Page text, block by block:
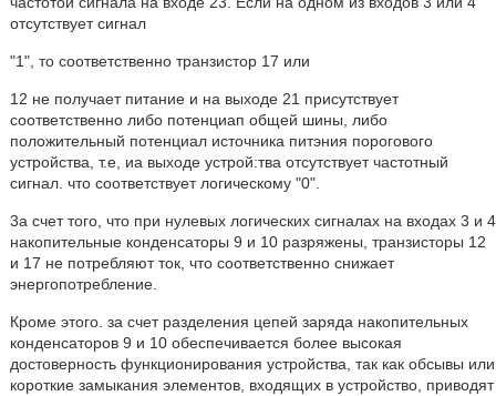
отсутствует сигнал
"1", то соответственно транзистор 17 или
12 не получает питание и на выходе 21 присутствует
соответственно либо потенциап общей шины, либо
положительный потенциал источника питэния порогового
устройства, т.е, иа выходе устрой:тва отсутствует частотный
сигнал. что соответствует логическому "0".
3а счет того, что при нулевых логических сигналах на входах 3 и 4
накопительные конденсаторы 9 и 10 разряжены, транзисторы 12
и 17 не потребляют ток, что соответственно снижает
энергопотребление.
Кроме этого. за счет разделения цепей заряда накопительных
конденсаторов 9 и 10 обеспечивается более высокая
достоверность функционирования устройства, так как обсывы или
короткие замыкания элементов, входящих в устройство, приводят